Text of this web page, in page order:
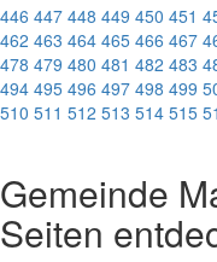
446 447 448 449 450 451
462 463 464 465 466 467
478 479 480 481 482 483
494 495 496 497 498 499
510 511 512 513 514 515
Gemeinde
Seiten